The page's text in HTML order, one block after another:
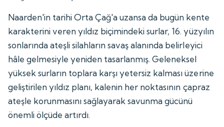
Naarden'in tarihi Orta Çağ'a uzansa da bugün kente
karakterini veren yıldız biçimindeki surlar, 16. yüzyılın
sonlarında ateşli silahların savaş alanında belirleyici
hâle gelmesiyle yeniden tasarlanmış. Geleneksel
yüksek surların toplara karşı yetersiz kalması üzerine
geliştirilen yıldız planı, kalenin her noktasının çapraz
ateşle korunmasını sağlayarak savunma gücünü
önemli ölçüde artırdı.